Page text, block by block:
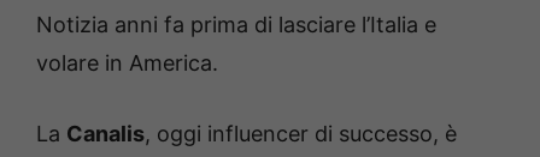
Notizia anni fa prima di lasciare l’Italia e
volare in America.
La Canalis, oggi influencer di successo, è